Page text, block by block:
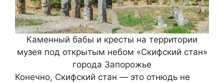
Каменный бабы и кресты на территории
музея под открытым небом «Скифский стан»
города Запорожье
Конечно, Скифский стан — это отнюдь не